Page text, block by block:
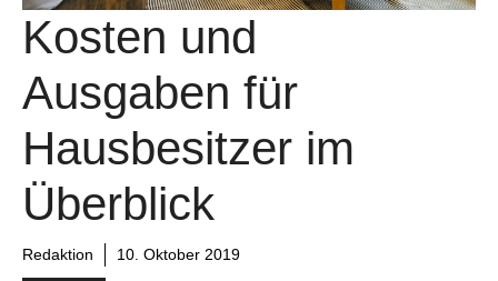
Kosten und
Ausgaben für
Hausbesitzer im
Überblick
Redaktion 10. Oktober 2019